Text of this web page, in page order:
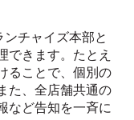
チャイズ本部と
できます。たとえ
ることで、個別の
た、全店舗共通の
など告知を一斉に